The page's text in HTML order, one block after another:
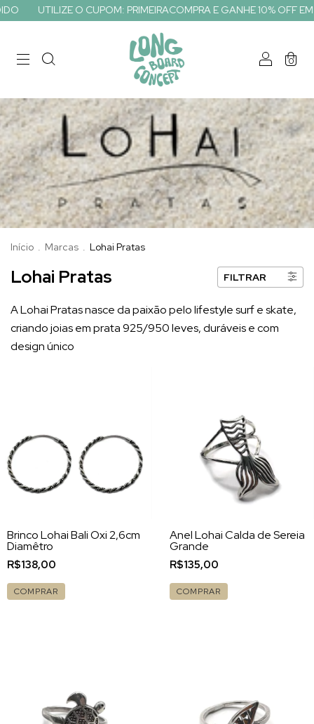
UTILIZE O CUPOM: PRIMEIRACOMPRA E GANHE 10% OFF EM SEU
0
Início . Marcas . Lohai Pratas
Lohai Pratas FILTRAR
A Lohai Pratas nasce da paixão pelo lifestyle surf e skate,
criando joias em prata 925/950 leves, duráveis e com
design único
Brinco Lohai Bali Oxi 2,6cm
Diamêtro
R$138,00
COMPRAR
Anel Lohai Calda de Sereia
Grande
R$135,00
COMPRAR